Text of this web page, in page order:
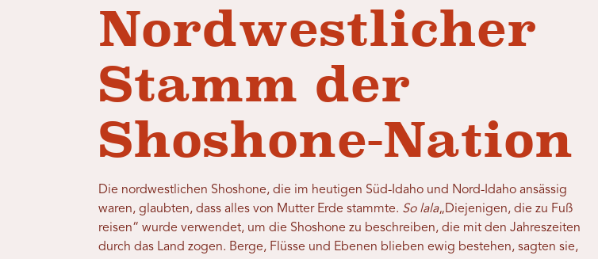
Nordwestlicher
Stamm der
Shoshone-Nation
Die nordwestlichen Shoshone, die im heutigen Süd-Idaho und Nord-Idaho ansässig
waren, glaubten, dass alles von Mutter Erde stammte. So lala„Diejenigen, die zu Fuß
reisen“ wurde verwendet, um die Shoshone zu beschreiben, die mit den Jahreszeiten
durch das Land zogen. Berge, Flüsse und Ebenen blieben ewig bestehen, sagten sie,